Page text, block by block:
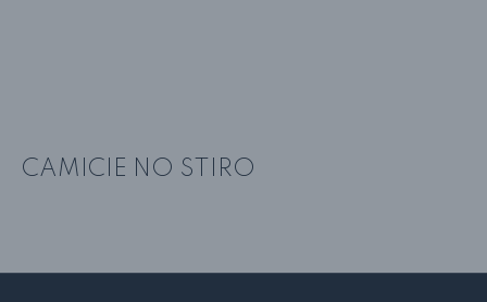
CAMICIE NO STIRO